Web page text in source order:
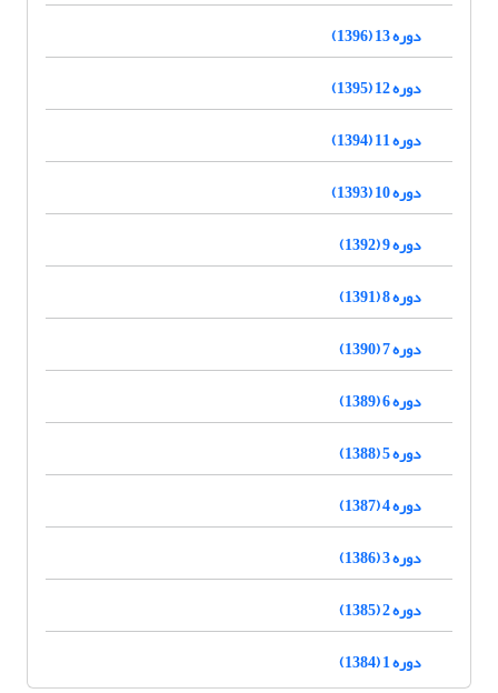
دوره 13 (1396)
دوره 12 (1395)
دوره 11 (1394)
دوره 10 (1393)
دوره 9 (1392)
دوره 8 (1391)
دوره 7 (1390)
دوره 6 (1389)
دوره 5 (1388)
دوره 4 (1387)
دوره 3 (1386)
دوره 2 (1385)
دوره 1 (1384)